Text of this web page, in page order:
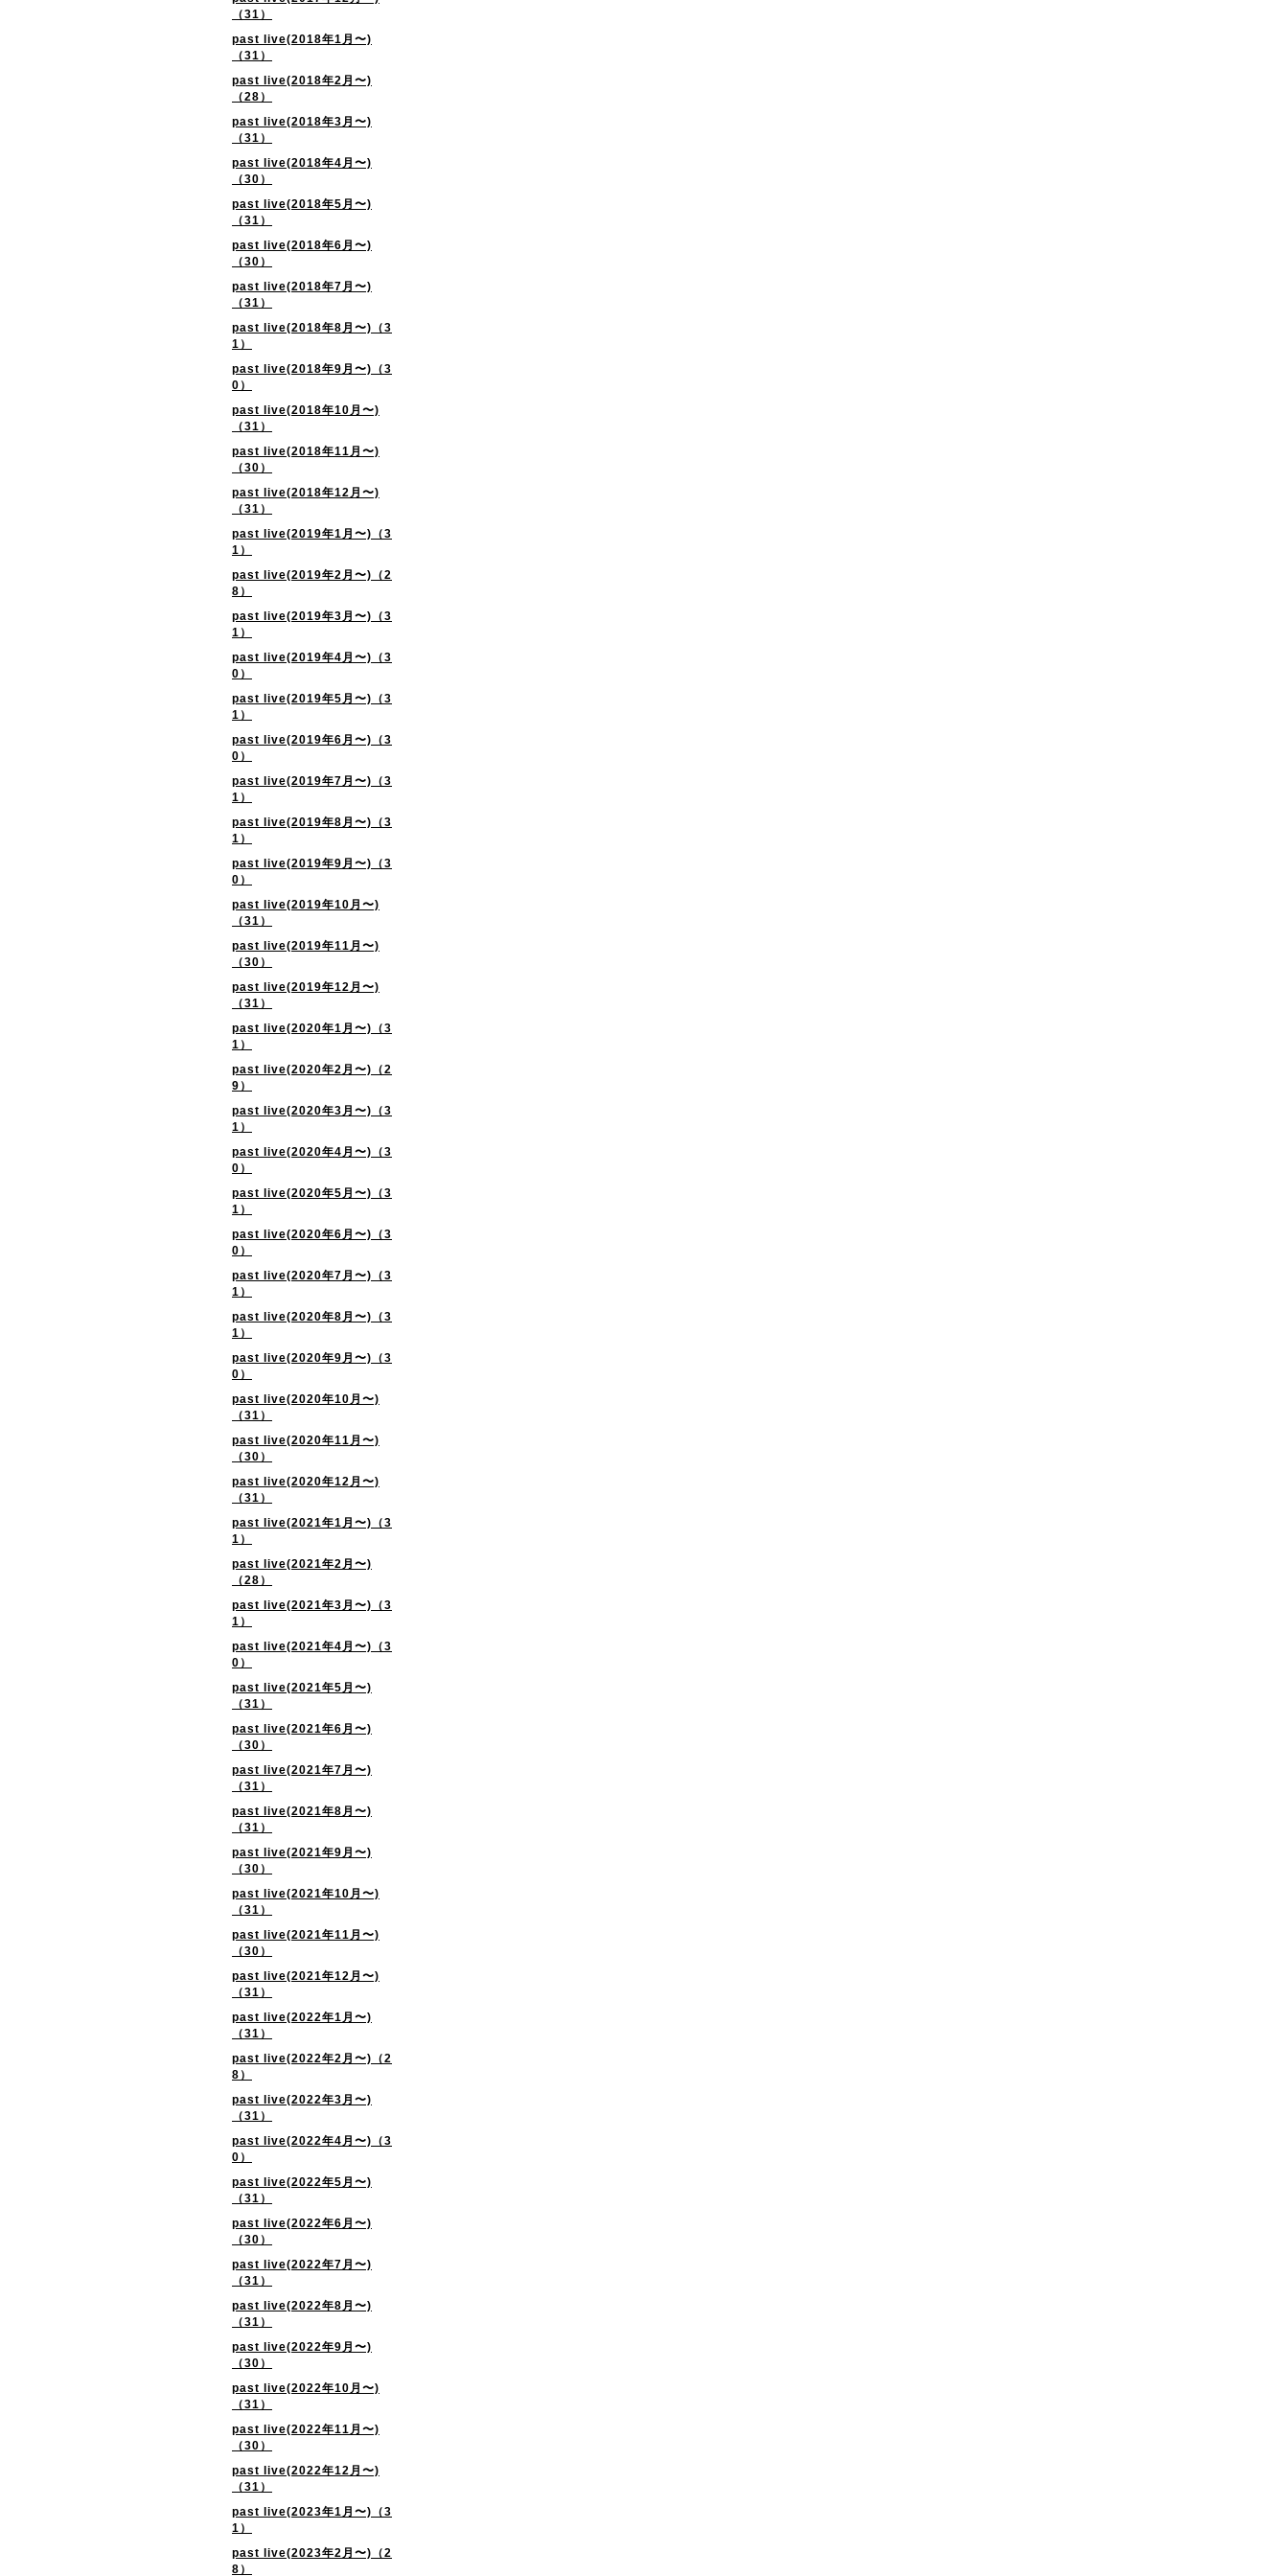
（31）
past live(2018年1月〜)
（31）
past live(2018年2月〜)
（28）
past live(2018年3月〜)
（31）
past live(2018年4月〜)
（30）
past live(2018年5月〜)
（31）
past live(2018年6月〜)
（30）
past live(2018年7月〜)
（31）
past live(2018年8月〜)（3
1）
past live(2018年9月〜)（3
0）
past live(2018年10月〜)
（31）
past live(2018年11月〜)
（30）
past live(2018年12月〜)
（31）
past live(2019年1月〜)（3
1）
past live(2019年2月〜)（2
8）
past live(2019年3月〜)（3
1）
past live(2019年4月〜)（3
0）
past live(2019年5月〜)（3
1）
past live(2019年6月〜)（3
0）
past live(2019年7月〜)（3
1）
past live(2019年8月〜)（3
1）
past live(2019年9月〜)（3
0）
past live(2019年10月〜)
（31）
past live(2019年11月〜)
（30）
past live(2019年12月〜)
（31）
past live(2020年1月〜)（3
1）
past live(2020年2月〜)（2
9）
past live(2020年3月〜)（3
1）
past live(2020年4月〜)（3
0）
past live(2020年5月〜)（3
1）
past live(2020年6月〜)（3
0）
past live(2020年7月〜)（3
1）
past live(2020年8月〜)（3
1）
past live(2020年9月〜)（3
0）
past live(2020年10月〜)
（31）
past live(2020年11月〜)
（30）
past live(2020年12月〜)
（31）
past live(2021年1月〜)（3
1）
past live(2021年2月〜)
（28）
past live(2021年3月〜)（3
1）
past live(2021年4月〜)（3
0）
past live(2021年5月〜)
（31）
past live(2021年6月〜)
（30）
past live(2021年7月〜)
（31）
past live(2021年8月〜)
（31）
past live(2021年9月〜)
（30）
past live(2021年10月〜)
（31）
past live(2021年11月〜)
（30）
past live(2021年12月〜)
（31）
past live(2022年1月〜)
（31）
past live(2022年2月〜)（2
8）
past live(2022年3月〜)
（31）
past live(2022年4月〜)（3
0）
past live(2022年5月〜)
（31）
past live(2022年6月〜)
（30）
past live(2022年7月〜)
（31）
past live(2022年8月〜)
（31）
past live(2022年9月〜)
（30）
past live(2022年10月〜)
（31）
past live(2022年11月〜)
（30）
past live(2022年12月〜)
（31）
past live(2023年1月〜)（3
1）
past live(2023年2月〜)（2
8）